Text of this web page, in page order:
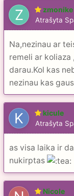
zmonike
Atrašyta
Na,nezinau ar
remeli ar
darau.Kol kas
nezinau kas
kicule
Atrašyta
as visa laika ir
nukirptas
Nicole